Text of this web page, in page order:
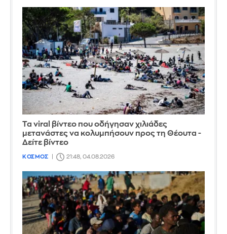
Τα viral βίντεο που οδήγησαν χιλιάδες
μετανάστες να κολυμπήσουν προς τη Θέουτα -
Δείτε βίντεο
ΚΟΣΜΟΣ 21:48, 04.08.2026